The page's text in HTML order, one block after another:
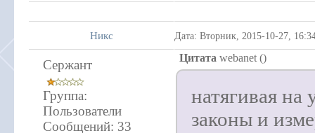
Никс Дата: Вторник, 2015-10-27,
Сержант
Группа:
Пользователи
Сообщений: 33
Цитата webanet ()
натягивая на
законы и